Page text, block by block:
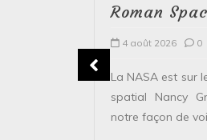
Roman
4 août 2026 0
La NASA est sur
spatial Nancy
notre façon de